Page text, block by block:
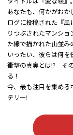
あなたも、何かがお
ログに投稿された『
りつぶされたマンシ
た線で描かれた山並
いったい、彼らは何を
衝撃の真実とは!? そ
る！
今、最も注目を集める
テリー!